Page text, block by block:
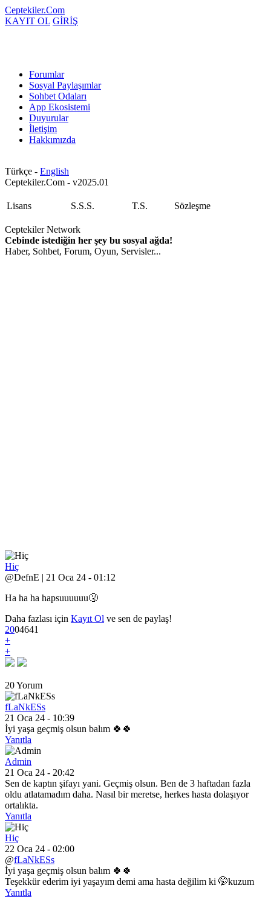
Ceptekiler.Com
KAYIT OL GİRİŞ
Forumlar
Sosyal Paylaşımlar
Sohbet Odaları
App Ekosistemi
Duyurular
İletişim
Hakkımızda
Türkçe - English
Ceptekiler.Com - v2025.01
Lisans S.S.S. T.S. Sözleşme
Ceptekiler Network
Cebinde istediğin her şey bu sosyal ağda!
Haber, Sohbet, Forum, Oyun, Servisler...
Hiç
@DefnE | 21 Oca 24 - 01:12
Ha ha ha hapsuuuuuu🤧
Daha fazlası için Kayıt Ol ve sen de paylaş!
2004641
+
+
20 Yorum
fLaNkESs
21 Oca 24 - 10:39
İyi yaşa geçmiş olsun balım 🍀🍀
Yanıtla
Admin
21 Oca 24 - 20:42
Sen de kaptın şifayı yani. Geçmiş olsun. Ben de 3 haftadan fazla
oldu atlatamadım daha. Nasıl bir meretse, herkes hasta dolaşıyor
ortalıkta.
Yanıtla
Hiç
22 Oca 24 - 02:00
@fLaNkESs
İyi yaşa geçmiş olsun balım 🍀🍀
Teşekkür ederim iyi yaşayım demi ama hasta değilim ki 🤭kuzum
Yanıtla